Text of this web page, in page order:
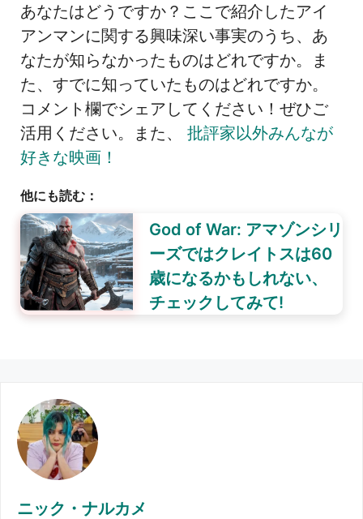
あなたはどうですか？ここで紹介したアイ
アンマンに関する興味深い事実のうち、あ
なたが知らなかったものはどれですか。ま
た、すでに知っていたものはどれですか。
コメント欄でシェアしてください！ぜひご
活用ください。また、 批評家以外みんなが
好きな映画！
他にも読む：
God of War: アマゾンシリ
ーズではクレイトスは60
歳になるかもしれない、
チェックしてみて!
ニック・ナルカメ